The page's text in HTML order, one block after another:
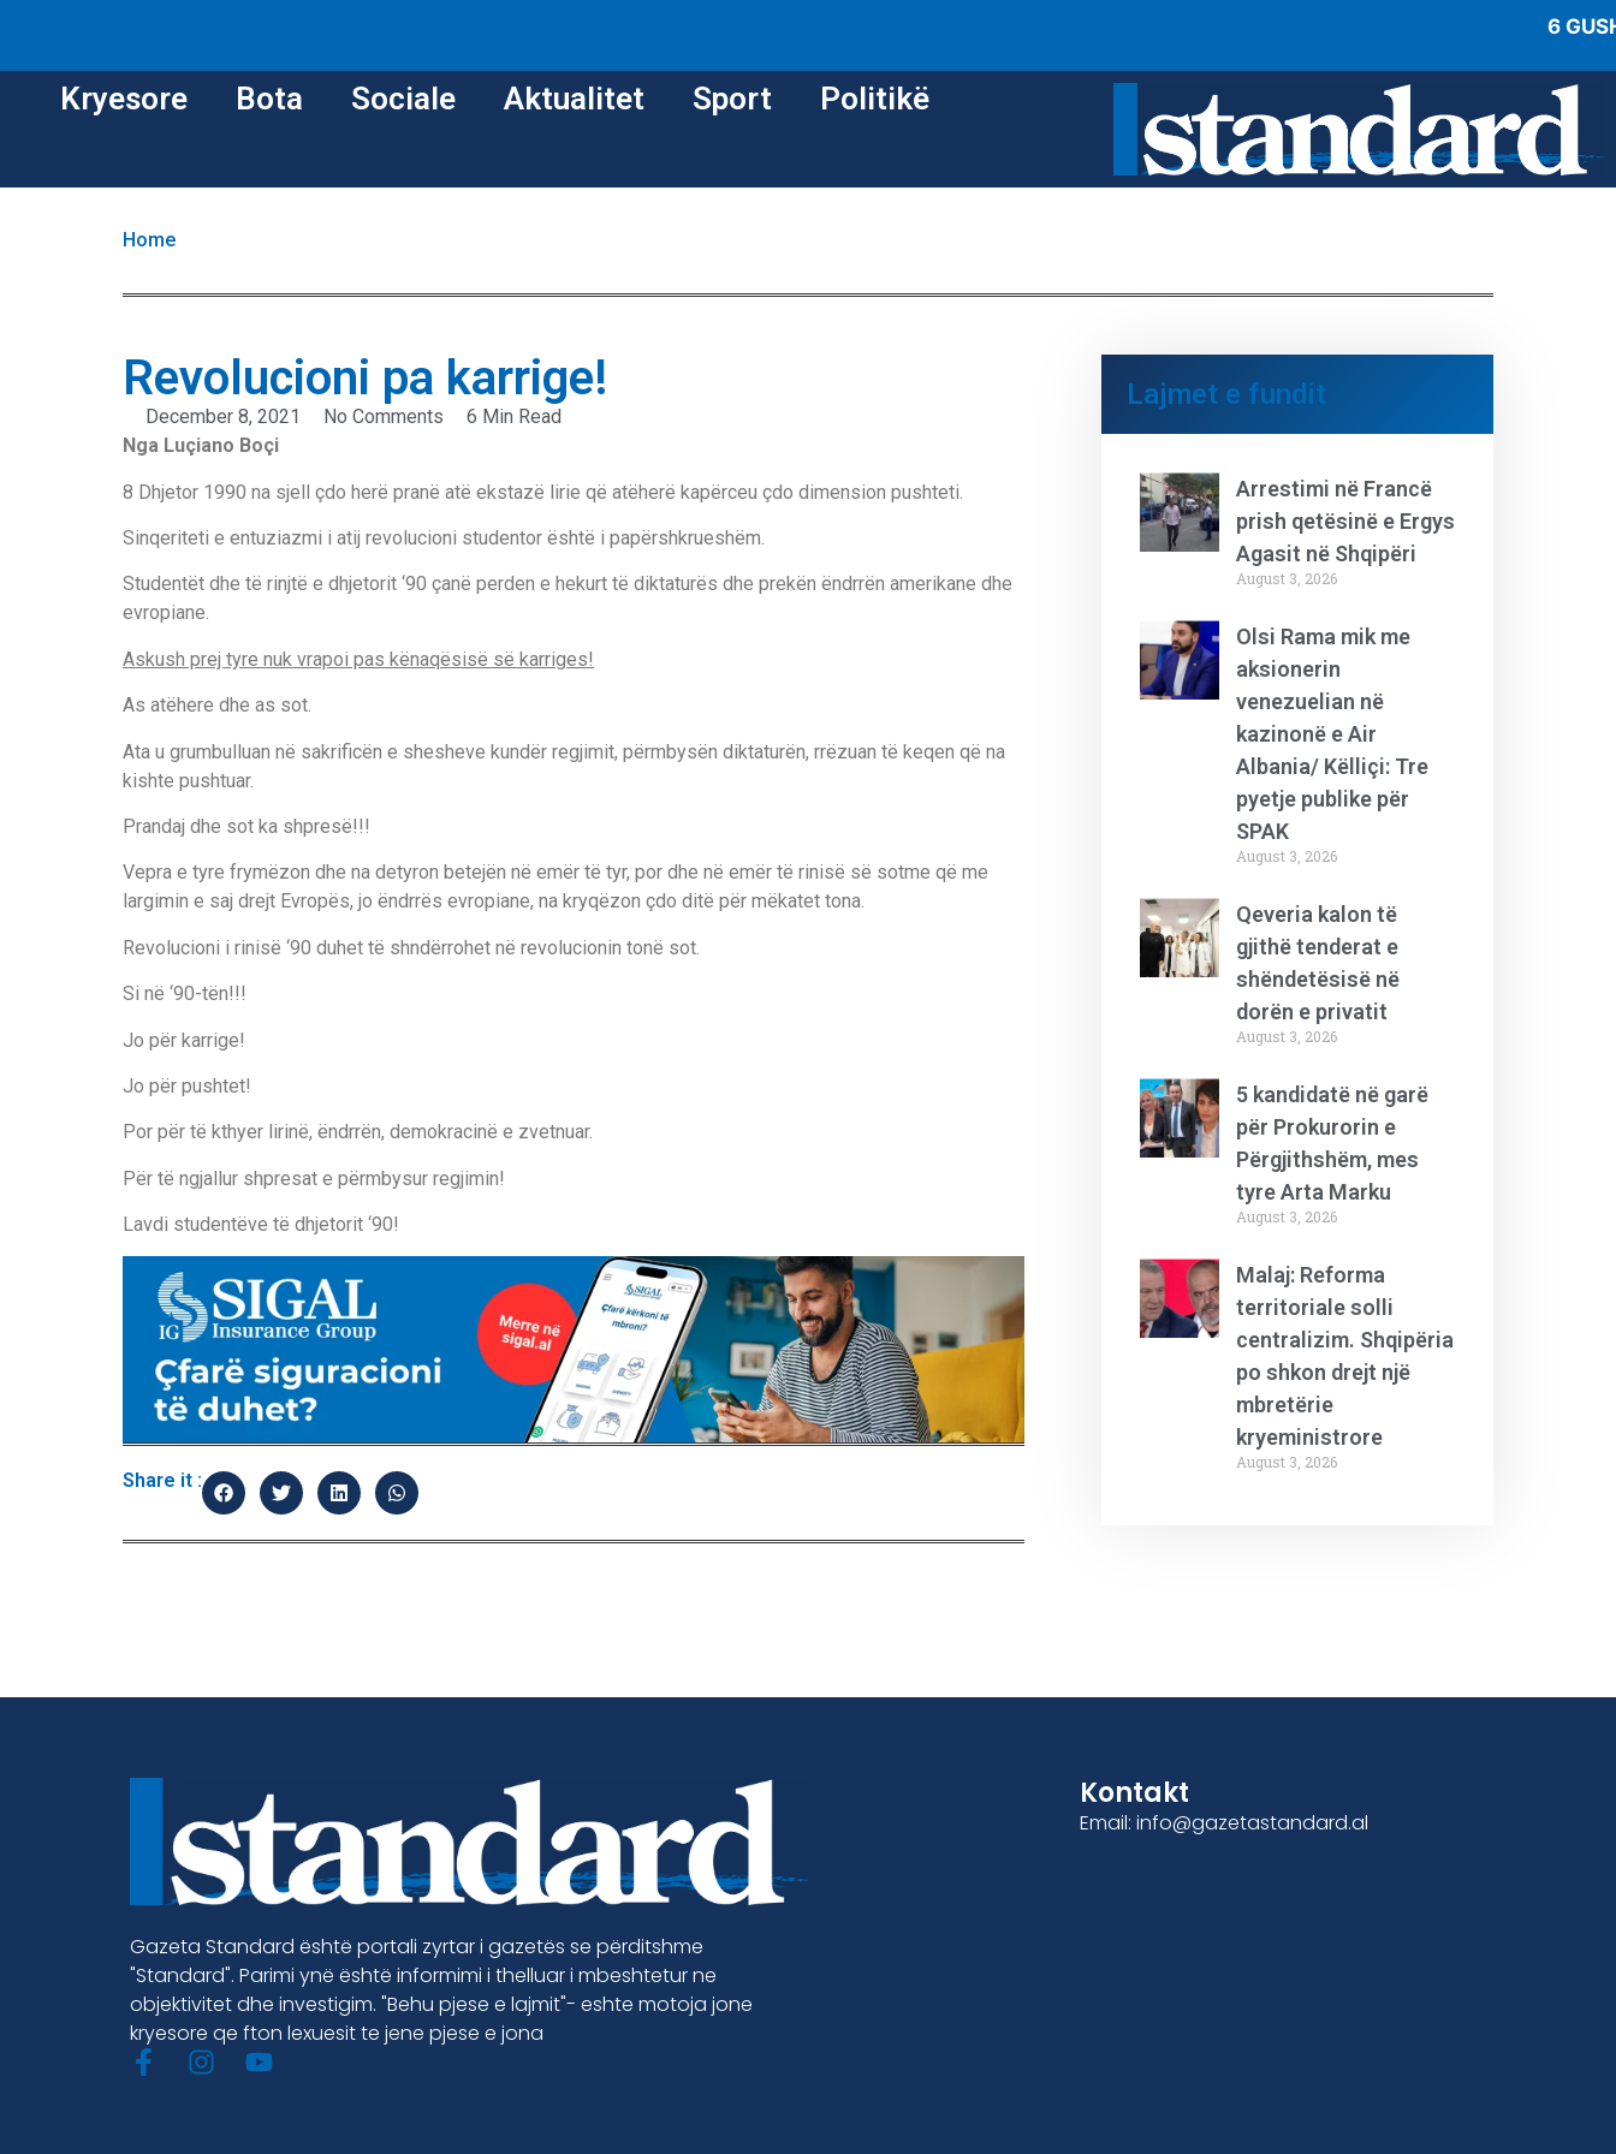
6
Kryesore Bota Sociale Aktualitet Sport Politikë
Home
Revolucioni pa karrige!
December 8, 2021 No Comments
6 Min Read
Nga Luçiano Boçi
8 Dhjetor 1990 na sjell çdo herë pranë atë ekstazë lirie që atëherë kapërceu çdo dimension pushteti.
Sinqeriteti e entuziazmi i atij revolucioni studentor është i papërshkrueshëm.
Studentët dhe të rinjtë e dhjetorit ‘90 çanë perden e hekurt të diktaturës dhe prekën ëndrrën amerikane dhe
evropiane.
Askush prej tyre nuk vrapoi pas kënaqësisë së karriges!
As atëhere dhe as sot.
Ata u grumbulluan në sakrificën e shesheve kundër regjimit, përmbysën diktaturën, rrëzuan të keqen që na
kishte pushtuar.
Prandaj dhe sot ka shpresë!!!
Vepra e tyre frymëzon dhe na detyron betejën në emër të tyr, por dhe në emër të rinisë së sotme që me
largimin e saj drejt Evropës, jo ëndrrës evropiane, na kryqëzon çdo ditë për mëkatet tona.
Revolucioni i rinisë ‘90 duhet të shndërrohet në revolucionin tonë sot.
Si në ‘90-tën!!!
Jo për karrige!
Jo për pushtet!
Por për të kthyer lirinë, ëndrrën, demokracinë e zvetnuar.
Për të ngjallur shpresat e përmbysur regjimin!
Lavdi studentëve të dhjetorit ‘90!
Share it :
Lajmet e fundit
Arrestimi në Francë
prish qetësinë e Ergys
Agasit në Shqipëri
August 3, 2026
Olsi Rama mik me
aksionerin
venezuelian në
kazinonë e Air
Albania/ Këlliçi: Tre
pyetje publike për
SPAK
August 3, 2026
Qeveria kalon të
gjithë tenderat e
shëndetësisë në
dorën e privatit
August 3, 2026
5 kandidatë në garë
për Prokurorin e
Përgjithshëm, mes
tyre Arta Marku
August 3, 2026
Malaj: Reforma
territoriale solli
centralizim. Shqipëria
po shkon drejt një
mbretërie
kryeministrore
August 3, 2026
Gazeta Standard është portali zyrtar i gazetës se përditshme
"Standard". Parimi ynë është informimi i thelluar i mbeshtetur ne
objektivitet dhe investigim. "Behu pjese e lajmit"- eshte motoja jone
kryesore qe fton lexuesit te jene pjese e jona
Kontakt
Email: info@gazetastandard.al